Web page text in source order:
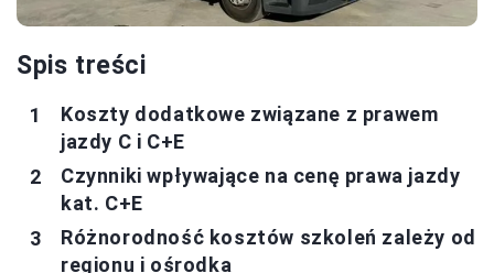
Spis treści
Koszty dodatkowe związane z prawem
jazdy C i C+E
Czynniki wpływające na cenę prawa jazdy
kat. C+E
Różnorodność kosztów szkoleń zależy od
regionu i ośrodka